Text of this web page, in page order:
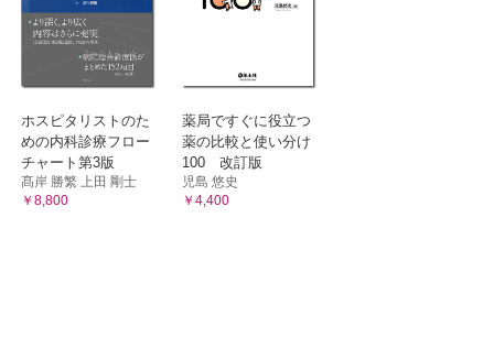
ホスピタリストのた
めの内科診療フロー
チャート第3版
髙岸 勝繁 上田 剛士
￥8,800
薬局ですぐに役立つ
薬の比較と使い分け
100 改訂版
児島 悠史
￥4,400